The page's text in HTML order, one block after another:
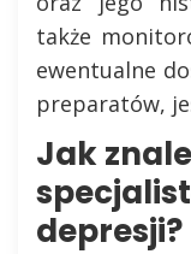
także
ewentualne
preparatów,
Jak
depresji?